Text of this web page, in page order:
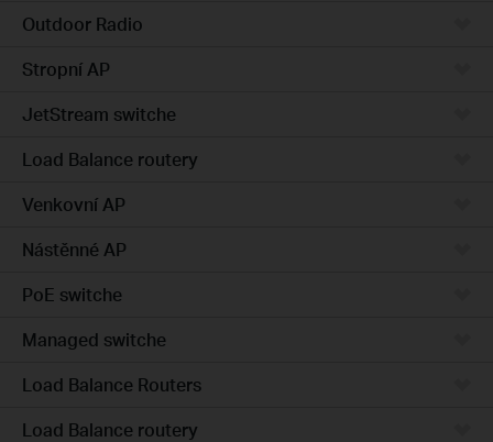
Outdoor Radio
Stropní AP
JetStream switche
Load Balance routery
Venkovní AP
Nástěnné AP
PoE switche
Managed switche
Load Balance Routers
Load Balance routery